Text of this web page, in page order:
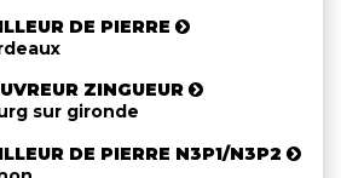
DE PIERRE
ZINGUEUR
sur gironde
DE PIERRE N3P1/N3P2